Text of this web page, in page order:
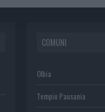
COMUNI
Olbia
Tempio Pausania